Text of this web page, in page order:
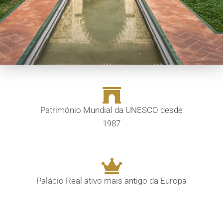
Património Mundial da UNESCO desde
1987
Palácio Real ativo mais antigo da Europa